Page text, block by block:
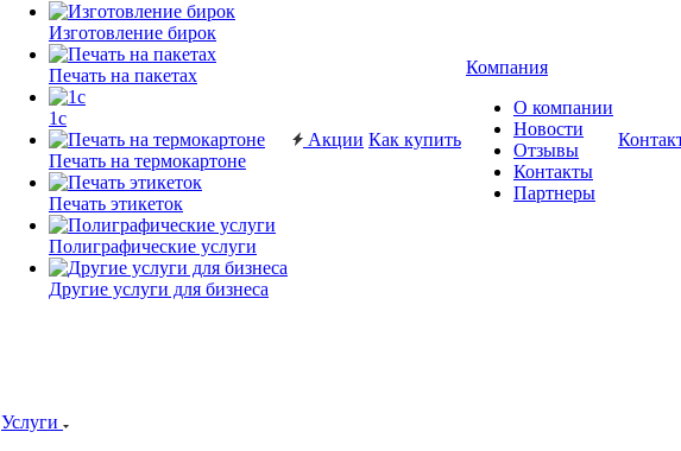
Изготовление бирок
Печать на пакетах
1c
Печать на термокартоне
Печать этикеток
Полиграфические услуги
Другие услуги для бизнеса
Акции Как купить
Компания
О компании
Новости
Отзывы
Контакты
Партнеры
Услуги